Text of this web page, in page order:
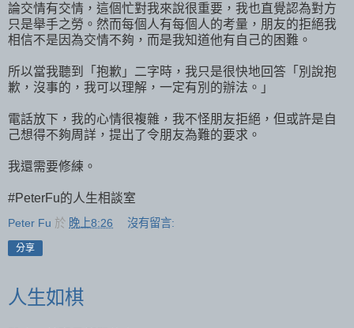
論交情有交情，這個忙對我來說很重要，我也直覺認為對方
只是舉手之勞。然而每個人有每個人的考量，朋友的拒絕我
相信不是因為交情不夠，而是我知道他有自己的困難。
所以當我聽到「抱歉」二字時，我只是很快地回答「別說抱
歉，沒事的，我可以理解，一定有別的辦法。」
電話放下，我的心情很複雜，我不怪朋友拒絕，但或許是自
己想得不夠周詳，提出了令朋友為難的要求。
我還需要修練。
#PeterFu的人生相談室
Peter Fu 於 晚上8:26 沒有留言:
分享
人生如棋